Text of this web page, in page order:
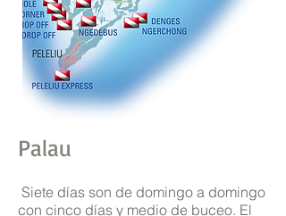
Palau
Siete días son de domingo a domingo
con cinco días y medio de buceo. El